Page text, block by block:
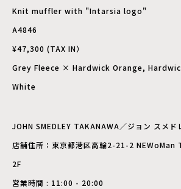
Knit muffler with "Intarsia logo"
A4846
¥47,300 (TAX IN）
Grey Fleece × Hardwick Orange,
White
JOHN SMEDLEY TAKANAWA／ジョン スメド
店舗住所：東京都港区高輪2-21-2 NEWoMan
2F
営業時間 : 11:00 - 20:00